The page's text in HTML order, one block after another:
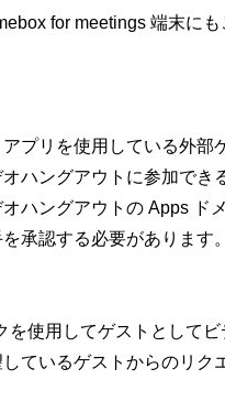
for meetings 端末に
プリを使用している外部
ハングアウトに参加でき
ハングアウトの Apps ド
承認する必要があります。
使用してゲストとして
ているゲストからのリク